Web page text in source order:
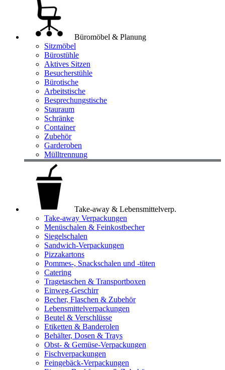
Büromöbel & Planung
Sitzmöbel
Bürostühle
Aktives Sitzen
Besucherstühle
Bürotische
Arbeitstische
Besprechungstische
Stauraum
Schränke
Container
Zubehör
Garderoben
Mülltrennung
Take-away & Lebensmittelverp.
Take-away Verpackungen
Menüschalen & Feinkostbecher
Siegelschalen
Sandwich-Verpackungen
Pizzakartons
Pommes-, Snackschalen und -tüten
Catering
Tragetaschen & Transportboxen
Einweg-Geschirr
Becher, Flaschen & Zubehör
Lebensmittelverpackungen
Beutel & Verschlüsse
Etiketten & Banderolen
Behälter, Dosen & Trays
Obst- & Gemüse-Verpackungen
Fischverpackungen
Feingebäck-Verpackungen